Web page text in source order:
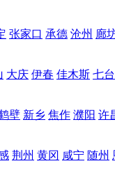
张家口 承德 沧州 廊
大庆 伊春 佳木斯 七
壁 新乡 焦作 濮阳 许
荆州 黄冈 咸宁 随州